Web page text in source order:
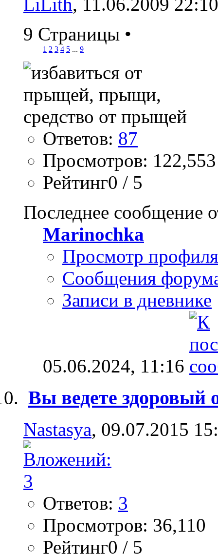
LiLith, 11.06.2009 22:10
9 Страницы •
1 2 3 4 5 ... 9
Ответов: 87
Просмотров: 122,553
Рейтинг0 / 5
Последнее сообщение
Marinochka
Просмотр профиля
Сообщения
Записи в дневнике
05.06.2024, 11:16
Вы ведете здоровый
Nastasya, 09.07.2015
Ответов: 3
Просмотров: 36,110
Рейтинг0 / 5